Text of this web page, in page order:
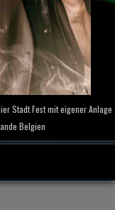
Stadt Fest mit eigener Anlage
Belgien